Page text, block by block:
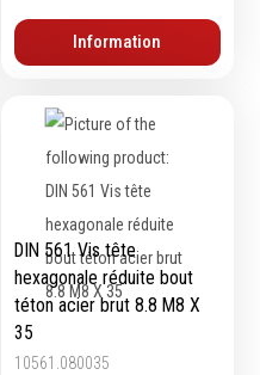
Information
DIN 561 Vis tête
hexagonale réduite bout
téton acier brut 8.8 M8 X
35
10561.080035